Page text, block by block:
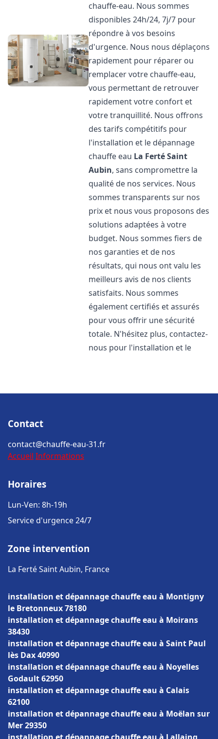
chauffe-eau. Nous sommes
disponibles 24h/24, 7j/7 pour
répondre à vos besoins
d'urgence. Nous nous déplaçons
rapidement pour réparer ou
remplacer votre chauffe-eau,
vous permettant de retrouver
rapidement votre confort et
votre tranquillité. Nous offrons
des tarifs compétitifs pour
l'installation et le dépannage
chauffe eau La Ferté Saint
Aubin, sans compromettre la
qualité de nos services. Nous
sommes transparents sur nos
prix et nous vous proposons des
solutions adaptées à votre
budget. Nous sommes fiers de
nos garanties et de nos
résultats, qui nous ont valu les
meilleurs avis de nos clients
satisfaits. Nous sommes
également certifiés et assurés
pour vous offrir une sécurité
totale. N'hésitez plus, contactez-
nous pour l'installation et le
Contact
contact@chauffe-eau-31.fr
Accueil Informations
Horaires
Lun-Ven: 8h-19h
Service d'urgence 24/7
Zone intervention
La Ferté Saint Aubin, France
installation et dépannage chauffe eau à Montigny
le Bretonneux 78180
installation et dépannage chauffe eau à Moirans
38430
installation et dépannage chauffe eau à Saint Paul
lès Dax 40990
installation et dépannage chauffe eau à Noyelles
Godault 62950
installation et dépannage chauffe eau à Calais
62100
installation et dépannage chauffe eau à Moëlan sur
Mer 29350